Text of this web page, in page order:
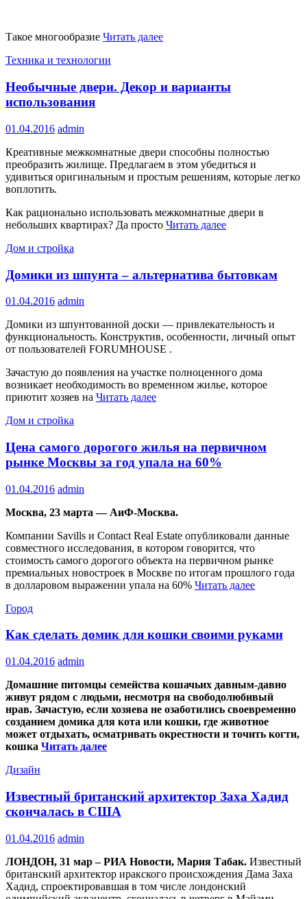
Такое многообразие Читать далее
Техника и технологии
Необычные двери. Декор и варианты
использования
01.04.2016 admin
Креативные межкомнатные двери способны полностью
преобразить жилище. Предлагаем в этом убедиться и
удивиться оригинальным и простым решениям, которые легко
воплотить.
Как рационально использовать межкомнатные двери в
небольших квартирах? Да просто Читать далее
Дом и стройка
Домики из шпунта – альтернатива бытовкам
01.04.2016 admin
Домики из шпунтованной доски — привлекательность и
функциональность. Конструктив, особенности, личный опыт
от пользователей FORUMHOUSE .
Зачастую до появления на участке полноценного дома
возникает необходимость во временном жилье, которое
приютит хозяев на Читать далее
Дом и стройка
Цена самого дорогого жилья на первичном
рынке Москвы за год упала на 60%
01.04.2016 admin
Москва, 23 марта — АиФ-Москва.
Компании Savills и Contact Real Estate опубликовали данные
совместного исследования, в котором говорится, что
стоимость самого дорогого объекта на первичном рынке
премиальных новостроек в Москве по итогам прошлого года
в долларовом выражении упала на 60% Читать далее
Город
Как сделать домик для кошки своими руками
01.04.2016 admin
Домашние питомцы семейства кошачьих давным-давно
живут рядом с людьми, несмотря на свободолюбивый
нрав. Зачастую, если хозяева не озаботились своевременно
созданием домика для кота или кошки, где животное
может отдыхать, осматривать окрестности и точить когти,
кошка Читать далее
Дизайн
Известный британский архитектор Заха Хадид
скончалась в США
01.04.2016 admin
ЛОНДОН, 31 мар – РИА Новости, Мария Табак. Известный
британский архитектор иракского происхождения Дама Заха
Хадид, спроектировавшая в том числе лондонский